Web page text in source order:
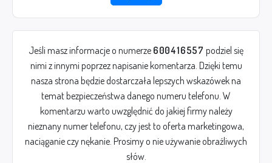
Jeśli masz informacje o numerze 600416557 podziel się
nimi z innymi poprzez napisanie komentarza. Dzięki temu
nasza strona będzie dostarczała lepszych wskazówek na
temat bezpieczeństwa danego numeru telefonu. W
komentarzu warto uwzględnić do jakiej firmy należy
nieznany numer telefonu, czy jest to oferta marketingowa,
naciąganie czy nękanie. Prosimy o nie używanie obraźliwych
słów.